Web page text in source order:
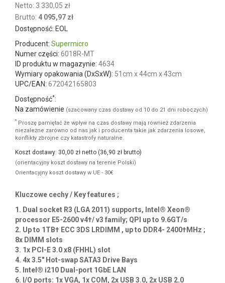
Powyższe zdjęcie może prezentować zróżnicowaną konfigurację
lub opcjonalne części.
Netto: 3 330,05 zł
Brutto: 4 095,97 zł
Dostępność: EOL
Producent:Supermicro
Numer części:6018R-MT
ID produktu w magazynie:4634
UPC/EAN: 672042165803
Dostępność :
Na zamówienie(szacowany czas dostawy od 10 do 21 dni roboczych)
*Proszę pamiętać że wpływ na czas dostawy mają również zdarzenia
niezależne zarówno od nas jak i producenta takie jak zdarzenia losowe,
konflikty zbrojne czy katastrofy naturalne.
Koszt dostawy: 30,00 zł netto (36,90 zł brutto)
(orientacyjny koszt dostawy na terenie Polski)
Orientacyjny koszt dostawy w UE - 30€